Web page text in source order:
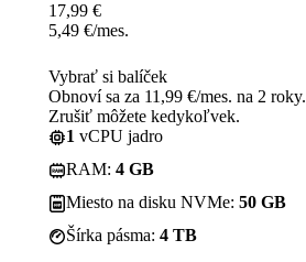
17,99 €
5,49 €/mes.
Vybrať si balíček
Obnoví sa za 11,99 €/mes. na 2 roky.
Zrušiť môžete kedykoľvek.
1 vCPU jadro
RAM: 4 GB
Miesto na disku NVMe: 50 GB
Šírka pásma: 4 TB